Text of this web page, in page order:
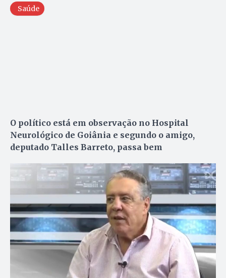
Saúde
O político está em observação no Hospital
Neurológico de Goiânia e segundo o amigo,
deputado Talles Barreto, passa bem